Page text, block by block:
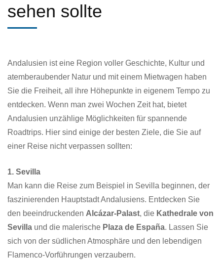
sehen sollte
Andalusien ist eine Region voller Geschichte, Kultur und
atemberaubender Natur und mit einem Mietwagen haben
Sie die Freiheit, all ihre Höhepunkte in eigenem Tempo zu
entdecken. Wenn man zwei Wochen Zeit hat, bietet
Andalusien unzählige Möglichkeiten für spannende
Roadtrips. Hier sind einige der besten Ziele, die Sie auf
einer Reise nicht verpassen sollten:
1. Sevilla
Man kann die Reise zum Beispiel in Sevilla beginnen, der
faszinierenden Hauptstadt Andalusiens. Entdecken Sie
den beeindruckenden Alcázar-Palast, die Kathedrale von
Sevilla und die malerische Plaza de España. Lassen Sie
sich von der südlichen Atmosphäre und den lebendigen
Flamenco-Vorführungen verzaubern.